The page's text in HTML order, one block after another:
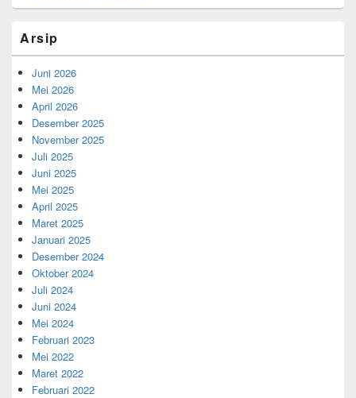
Arsip
Juni 2026
Mei 2026
April 2026
Desember 2025
November 2025
Juli 2025
Juni 2025
Mei 2025
April 2025
Maret 2025
Januari 2025
Desember 2024
Oktober 2024
Juli 2024
Juni 2024
Mei 2024
Februari 2023
Mei 2022
Maret 2022
Februari 2022